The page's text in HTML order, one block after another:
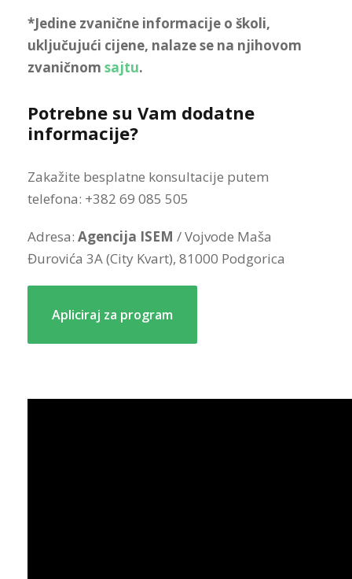
*Jedine zvanične informacije o školi,
uključujući cijene, nalaze se na njihovom
zvaničnom sajtu.
Potrebne su Vam dodatne
informacije?
Zakažite besplatne konsultacije putem
telefona: +382 69 085 505
Adresa: Agencija ISEM / Vojvode Maša
Đurovića 3A (City Kvart), 81000 Podgorica
Apliciraj za program